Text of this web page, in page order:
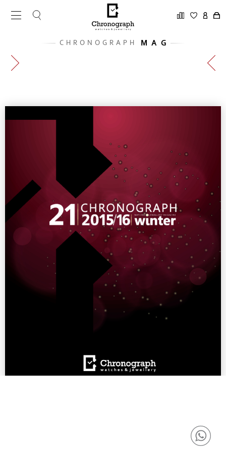
CHRONOGRAPH MAG